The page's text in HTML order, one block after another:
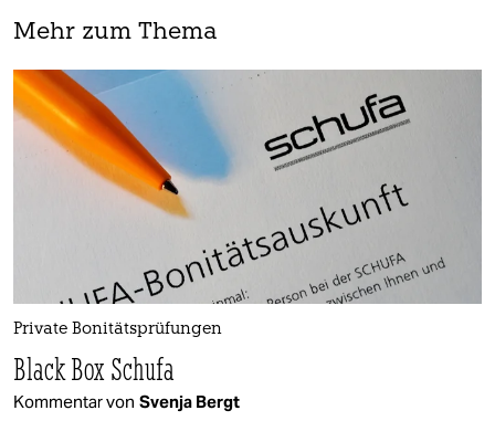
Mehr zum Thema
Private Bonitätsprüfungen
Black Box Schufa
Kommentar von Svenja Bergt